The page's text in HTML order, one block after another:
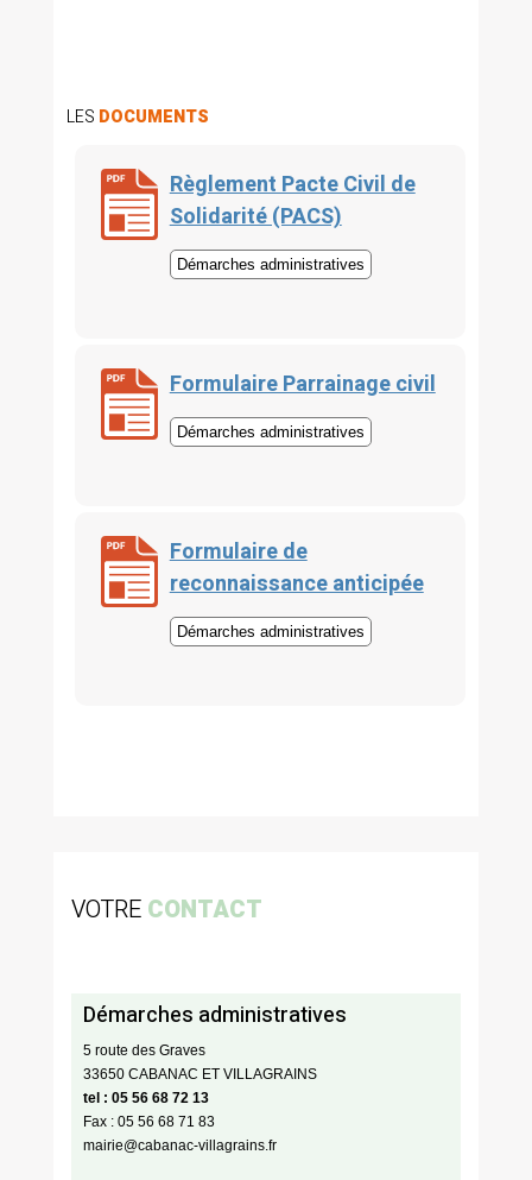
LES DOCUMENTS
Règlement Pacte Civil de
Solidarité (PACS)
Démarches administratives
Formulaire Parrainage civil
Démarches administratives
Formulaire de
reconnaissance anticipée
Démarches administratives
VOTRE CONTACT
Démarches administratives
5 route des Graves
33650 CABANAC ET VILLAGRAINS
tel : 05 56 68 72 13
Fax : 05 56 68 71 83
mairie@cabanac-villagrains.fr